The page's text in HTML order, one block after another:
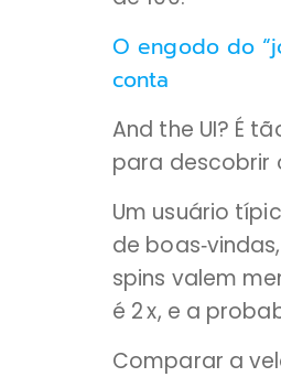
O engodo do
conta
And the UI? É
para descobrir
Um usuário
de
spins valem
é 2 x, e a
Comparar a